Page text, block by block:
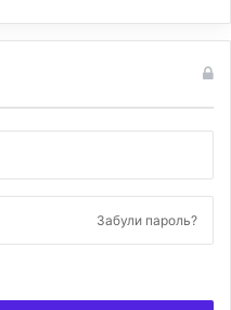
Забули пароль?